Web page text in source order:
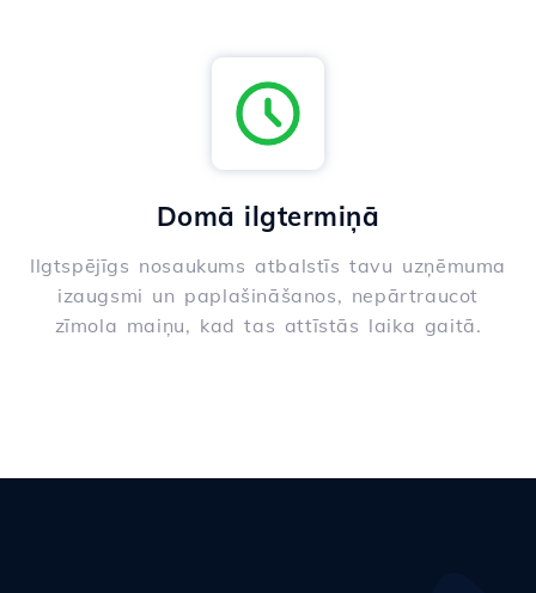
Domā ilgtermiņā
Ilgtspējīgs nosaukums atbalstīs tavu uzņēmuma
izaugsmi un paplašināšanos, nepārtraucot
zīmola maiņu, kad tas attīstās laika gaitā.